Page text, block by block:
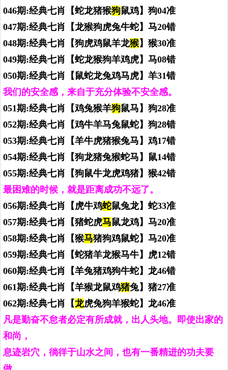
046期:经典七肖【蛇龙猪猴狗鼠鸡】狗04准
047期:经典七肖【龙猴狗虎兔牛蛇】马20错
048期:经典七肖【狗虎鸡鼠羊龙猴】猴30准
049期:经典七肖【蛇龙猴狗羊鸡虎】马08错
050期:经典七肖【鼠蛇龙兔鸡马虎】羊31错
我们的安全感，来自于充分体验不安全感。
051期:经典七肖【鸡兔猴羊狗鼠马】狗28准
052期:经典七肖【鸡牛羊马兔鼠蛇】狗28错
053期:经典七肖【羊牛虎猪猴兔马】鸡17错
054期:经典七肖【狗龙猪兔猴蛇马】鼠14错
055期:经典七肖【狗鼠牛龙虎鸡猪】猴42错
最困难的时候，就是距离成功不远了。
056期:经典七肖【虎牛鸡蛇鼠兔龙】蛇33准
057期:经典七肖【猪蛇虎马鼠龙鸡】马20准
058期:经典七肖【猴马猪狗鸡鼠蛇】马20准
059期:经典七肖【蛇猪羊龙猴马牛】虎12错
060期:经典七肖【羊兔猪鸡狗牛蛇】龙46错
061期:经典七肖【羊猴龙鼠鸡猪兔】猪27准
062期:经典七肖【龙虎兔狗羊猴蛇】龙46准
凡是勤奋不怠者必定有所成就，出人头地。即使出家的
和尚，
息迹岩穴，徜徉于山水之间，也有一番精进的功夫要